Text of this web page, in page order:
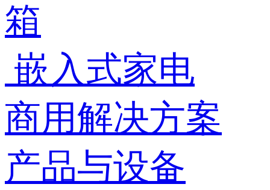
箱
嵌入式家电
商用解决方案
产品与设备